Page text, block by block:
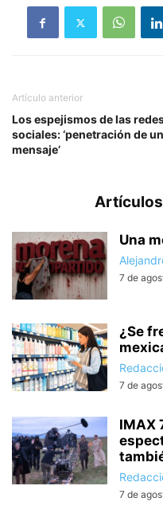
Artículo anterior
Los espejismos de las
sociales: ‘penetración de un
mensaje’
Una
7 de
¿Se
7 de
IMAX
7 de